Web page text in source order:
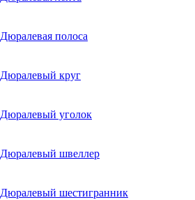
Дюралевая полоса
Дюралевый круг
Дюралевый уголок
Дюралевый швеллер
Дюралевый шестигранник